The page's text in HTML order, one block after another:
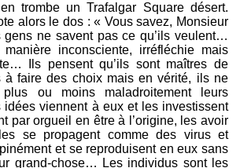
trombe un Trafalgar Square désert.
alors le dos : « Vous savez, Monsieur
gens ne savent pas ce qu’ils veulent…
manière inconsciente, irréfléchie mais
Ils pensent qu’ils sont maîtres de
à faire des choix mais en vérité, ils ne
ou moins maladroitement leurs
viennent à eux et les investissent
par orgueil en être à l’origine, les avoir
se propagent comme des virus et
et se reproduisent en eux sans
grand-chose… Les individus sont les